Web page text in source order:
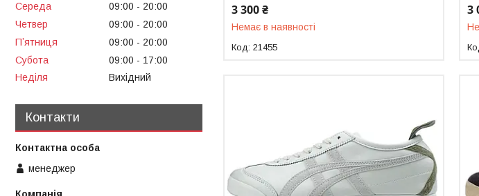
3 300 ₴
Немає в наявності
21455
3
Середа
09:00
20:00
Четвер
09:00
20:00
Пʼятниця
09:00
20:00
Субота
09:00
17:00
Неділя
Вихідний
Контакти
менеджер